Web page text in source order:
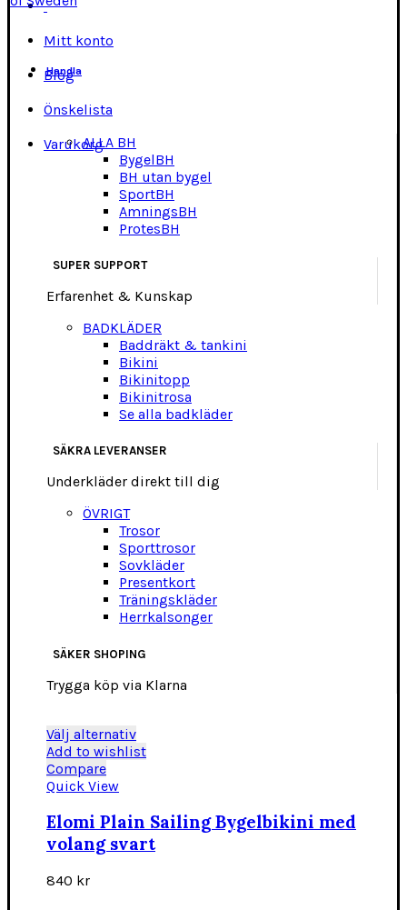
Mitt konto
Blog
Önskelista
Varukorg
Handla
ALLA BH
BygelBH
BH utan bygel
SportBH
AmningsBH
ProtesBH
SUPER SUPPORT
Erfarenhet & Kunskap
BADKLÄDER
Baddräkt & tankini
Bikini
Bikinitopp
Bikinitrosa
Se alla badkläder
SÄKRA LEVERANSER
Underkläder direkt till dig
ÖVRIGT
Trosor
Sporttrosor
Sovkläder
Presentkort
Träningskläder
Herrkalsonger
SÄKER SHOPING
Trygga köp via Klarna
Välj alternativDen
här
varianter.
De
olika
Add to wishlist
Compare
Quick View
Elomi Plain Sailing Bygelbikini med
volang svart
840 kr